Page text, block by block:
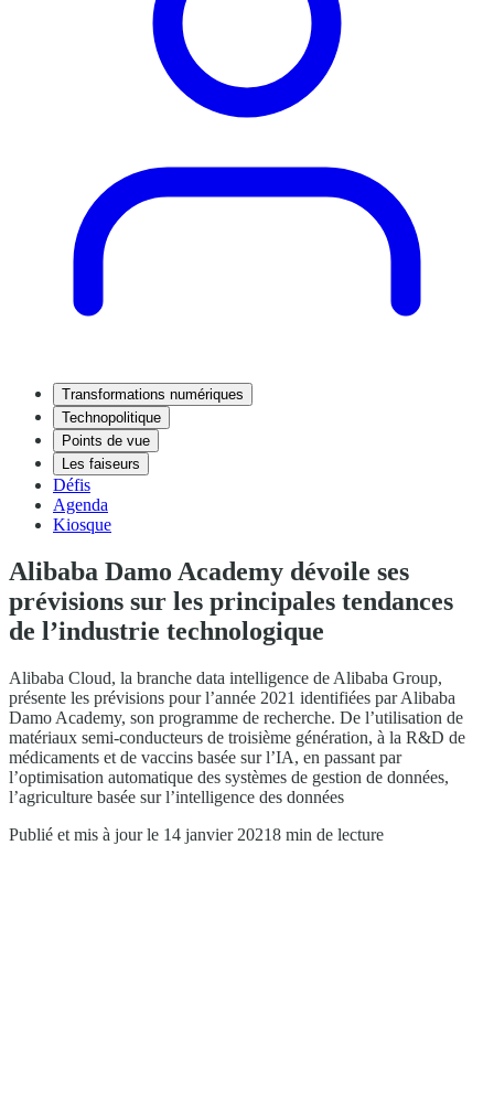
Transformations numériques
Technopolitique
Points de vue
Les faiseurs
Défis
Agenda
Kiosque
Alibaba Damo Academy dévoile ses
prévisions sur les principales tendances
de l’industrie technologique
Alibaba Cloud, la branche data intelligence de Alibaba Group,
présente les prévisions pour l’année 2021 identifiées par Alibaba
Damo Academy, son programme de recherche. De l’utilisation de
matériaux semi-conducteurs de troisième génération, à la R&D de
médicaments et de vaccins basée sur l’IA, en passant par
l’optimisation automatique des systèmes de gestion de données,
l’agriculture basée sur l’intelligence des données
Publié et mis à jour le 14 janvier 20218 min de lecture